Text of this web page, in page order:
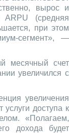
вырос и
(средняя
при этом
сегмент», —
месячный счет
увеличился с
увеличения
услуги доступа к
«Полагаем,
дохода будет